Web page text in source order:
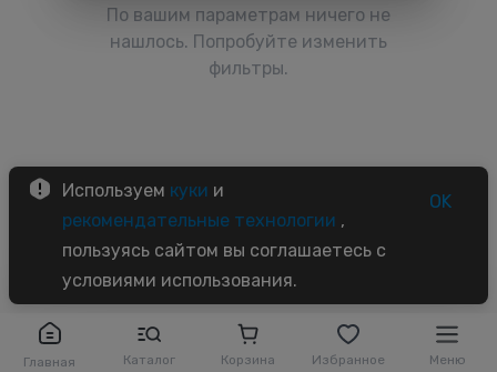
Главная Каталог Корзина Избранное Меню
По вашим параметрам ничего не
нашлось. Попробуйте изменить
фильтры.
Используем куки и
рекомендательные технологии ,
пользуясь сайтом вы соглашаетесь с
условиями использования.
OK